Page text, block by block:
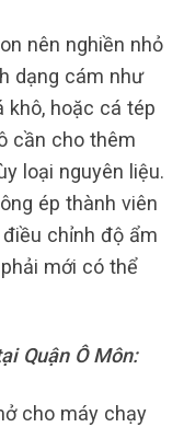
nên nghiền nhỏ
dạng cám như
khô, hoặc cá tép
cần cho thêm
loại nguyên liệu.
ép thành viên
chỉnh độ ẩm
mới có thể
Quận Ô Môn:
cho máy chạy